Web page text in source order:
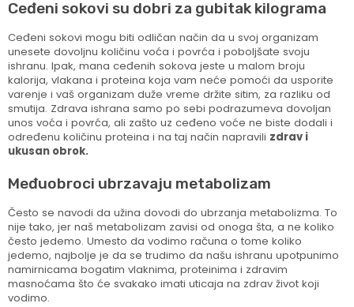
Ceđeni sokovi su dobri za gubitak kilograma
Ceđeni sokovi mogu biti odličan način da u svoj organizam
unesete dovoljnu količinu voća i povrća i poboljšate svoju
ishranu. Ipak, mana ceđenih sokova jeste u malom broju
kalorija, vlakana i proteina koja vam neće pomoći da usporite
varenje i vaš organizam duže vreme držite sitim, za razliku od
smutija. Zdrava ishrana samo po sebi podrazumeva dovoljan
unos voća i povrća, ali zašto uz ceđeno voće ne biste dodali i
određenu količinu proteina i na taj način napravili zdrav i
ukusan obrok.
Međuobroci ubrzavaju metabolizam
Često se navodi da užina dovodi do ubrzanja metabolizma. To
nije tako, jer naš metabolizam zavisi od onoga šta, a ne koliko
često jedemo. Umesto da vodimo računa o tome koliko
jedemo, najbolje je da se trudimo da našu ishranu upotpunimo
namirnicama bogatim vlaknima, proteinima i zdravim
masnoćama što će svakako imati uticaja na zdrav život koji
vodimo.